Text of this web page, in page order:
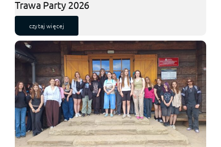
Trawa Party 2026
czytaj więcej